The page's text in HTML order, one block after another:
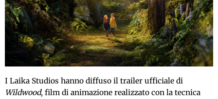
I Laika Studios hanno diffuso il trailer ufficiale di
Wildwood, film di animazione realizzato con la tecnica